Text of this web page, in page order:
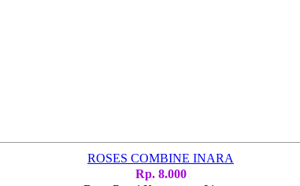
ROSES COMBINE INARA
Rp. 8.000